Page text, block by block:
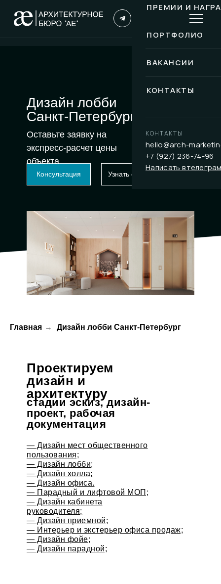
ПРЕМИИ И
ПОРТФОЛИО
ВАКАНСИИ
КОНТАКТЫ
КОНТАКТЫ
hello@arch-
+7 (927) 236-74-96
Написать в
Дизайн лобби
Санкт-Петербург
Консультация Узнать стоимость
Оставьте заявку на
экспресс-расчет цены
объекта
Главная → Дизайн лобби Санкт-Петербург
Проектируем
дизайн и
архитектуру
— Дизайн мест общественного
пользования;
— Дизайн лобби;
— Дизайн холла;
— Дизайн офиса.
— Парадный и лифтовой МОП;
— Дизайн кабинета
руководителя;
— Дизайн приемной;
— Интерьер и экстерьер офиса продаж;
— Дизайн фойе;
— Дизайн парадной;
стадии эскиз, дизайн-
проект, рабочая
документация